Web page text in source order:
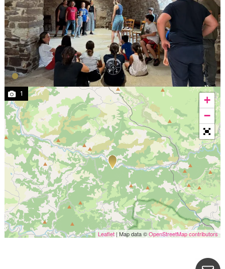
1
+
−
Leaflet | Map data ©OpenStreetMap contributors